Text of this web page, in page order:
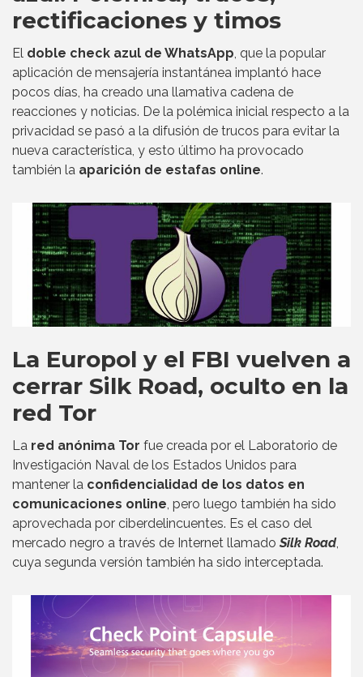
rectificaciones y timos
El doble check azul de WhatsApp , que la popular
aplicación de mensajería instantánea implantó hace
pocos días, ha creado una llamativa cadena de
reacciones y noticias. De la polémica inicial respecto a la
privacidad se pasó a la difusión de trucos para evitar la
nueva característica, y esto último ha provocado
también la aparición de estafas online.
La Europol y el FBI vuelven a
cerrar Silk Road, oculto en la
red Tor
La red anónima Tor fue creada por el Laboratorio de
Investigación Naval de los Estados Unidos para
mantener la confidencialidad de los datos en
comunicaciones online, pero luego también ha sido
aprovechada por ciberdelincuentes. Es el caso del
mercado negro a través de Internet llamadoSilk Road,
cuya segunda versión también ha sido interceptada.